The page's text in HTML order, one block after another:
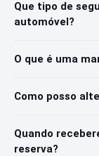
Que tipo de
automóvel?
O que é uma
Como posso
Quando
reserva?